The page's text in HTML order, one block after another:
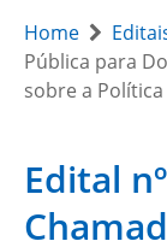
Home
Pública para
sobre a
Edital